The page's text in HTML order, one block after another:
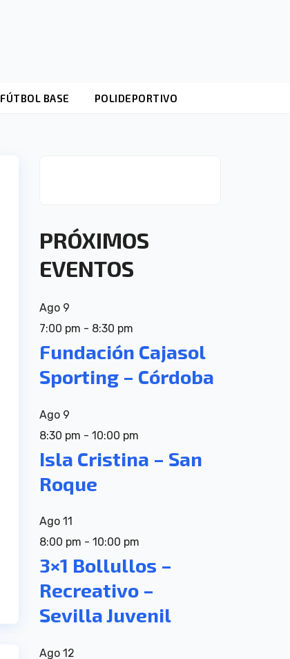
FÚTBOL BASE POLIDEPORTIVO
PRÓXIMOS
EVENTOS
Ago 9
7:00 pm - 8:30 pm
Fundación Cajasol
Sporting – Córdoba
Ago 9
8:30 pm - 10:00 pm
Isla Cristina – San
Roque
Ago 11
8:00 pm - 10:00 pm
3×1 Bollullos –
Recreativo –
Sevilla Juvenil
Ago 12